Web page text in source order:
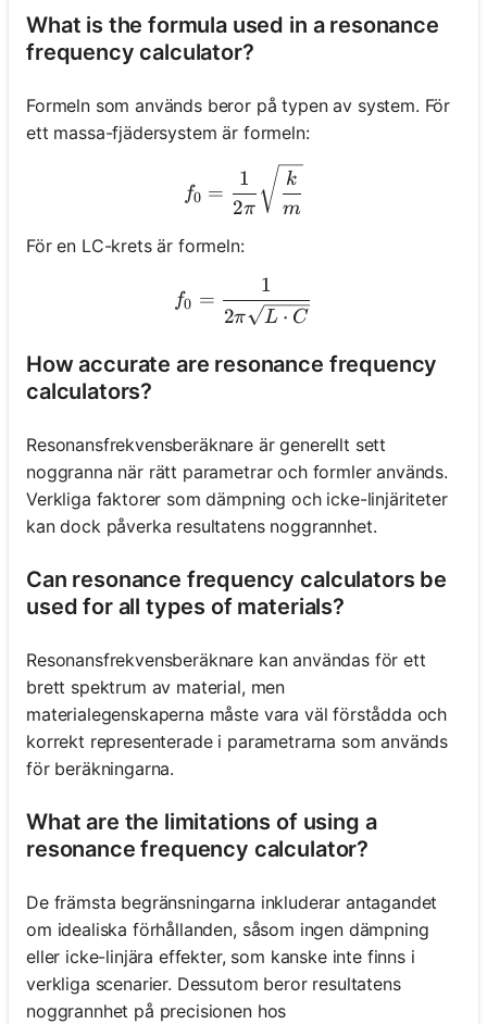
What is the formula used in a resonance
frequency calculator?
Formeln som används beror på typen av system. För
ett massa-fjädersystem är formeln:
f_0 = \frac{1}{2\pi}
f0 =
2π
1
m
k
För en LC-krets är formeln:
f_0 = \frac{1}{2\pi
f0 =
2π L ⋅ C
1
How accurate are resonance frequency
calculators?
Resonansfrekvensberäknare är generellt sett
noggranna när rätt parametrar och formler används.
Verkliga faktorer som dämpning och icke-linjäriteter
kan dock påverka resultatens noggrannhet.
Can resonance frequency calculators be
used for all types of materials?
Resonansfrekvensberäknare kan användas för ett
brett spektrum av material, men
materialegenskaperna måste vara väl förstådda och
korrekt representerade i parametrarna som används
för beräkningarna.
What are the limitations of using a
resonance frequency calculator?
De främsta begränsningarna inkluderar antagandet
om idealiska förhållanden, såsom ingen dämpning
eller icke-linjära effekter, som kanske inte finns i
verkliga scenarier. Dessutom beror resultatens
noggrannhet på precisionen hos